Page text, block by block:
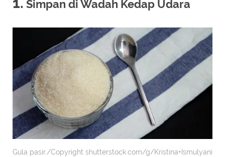
Simpan di Wadah Kedap Udara
Gula pasir./Copyright shutterstock.com/g/Kristina+Ismulyani